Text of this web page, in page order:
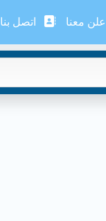
أعلن معنا اتصل بنا